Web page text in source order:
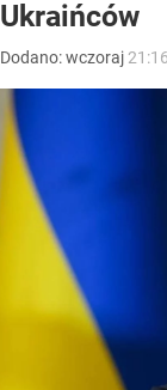
Ukraińców
Dodano:wczoraj 21:16